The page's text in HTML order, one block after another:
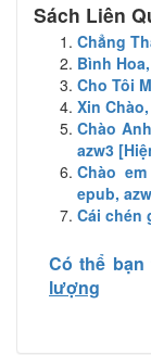
Sách Liên
Chẳng
Bình
Cho Tôi
Xin
Chào
azw3
Chào
epub,
Cái chén
Có thể bạn
lượng